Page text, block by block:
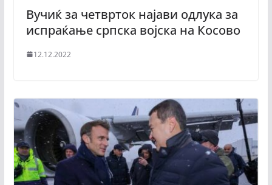
Вучиќ за четврток најави одлука за
испраќање српска војска на Косово
12.12.2022